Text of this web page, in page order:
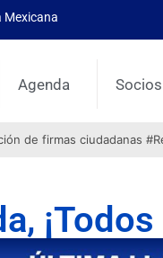
Mexicana
Agenda
de firmas ciudadanas